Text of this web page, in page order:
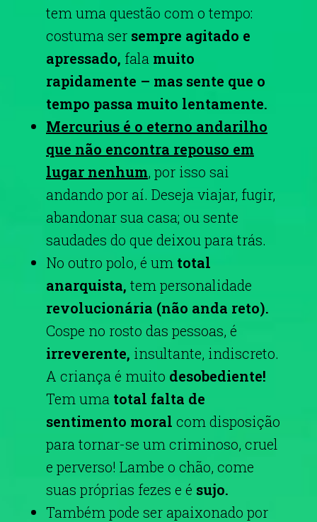
tem uma questão com o tempo:
costuma ser sempre agitado e
apressado, fala muito
rapidamente – mas sente que o
tempo passa muito lentamente.
Mercurius é o eterno andarilho
que não encontra repouso em
lugar nenhum, por isso sai
andando por aí. Deseja viajar, fugir,
abandonar sua casa; ou sente
saudades do que deixou para trás.
No outro polo, é um total
anarquista, tem personalidade
revolucionária (não anda reto).
Cospe no rosto das pessoas, é
irreverente, insultante, indiscreto.
A criança é muito desobediente!
Tem uma total falta de
sentimento moral com disposição
para tornar-se um criminoso, cruel
e perverso! Lambe o chão, come
suas próprias fezes e é sujo.
Também pode ser apaixonado por